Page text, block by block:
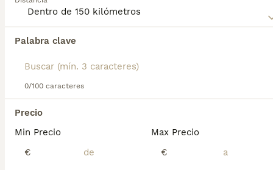
Palabra clave
0/100 caracteres
Precio
Min Precio
€
Max Precio
€
familia, lo que lo convierte en un excelente compañero,
Encontramos 0 Pastor Polaco de Podhale
Salamanca.
Si deseas exactamente esta búsqueda guarda tu